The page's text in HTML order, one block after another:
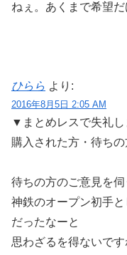
ねぇ。あくまで希望だ
ひらら より:
2016年8月5日 2:05 AM
▼まとめレスで失礼し
購入された方・待ちの
待ちの方のご意見を伺
神鉄のオープン初手
だったなーと
思わざるを得ないで